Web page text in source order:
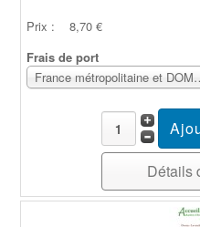
Prix :
8,70 €
Frais de port
France
Détails